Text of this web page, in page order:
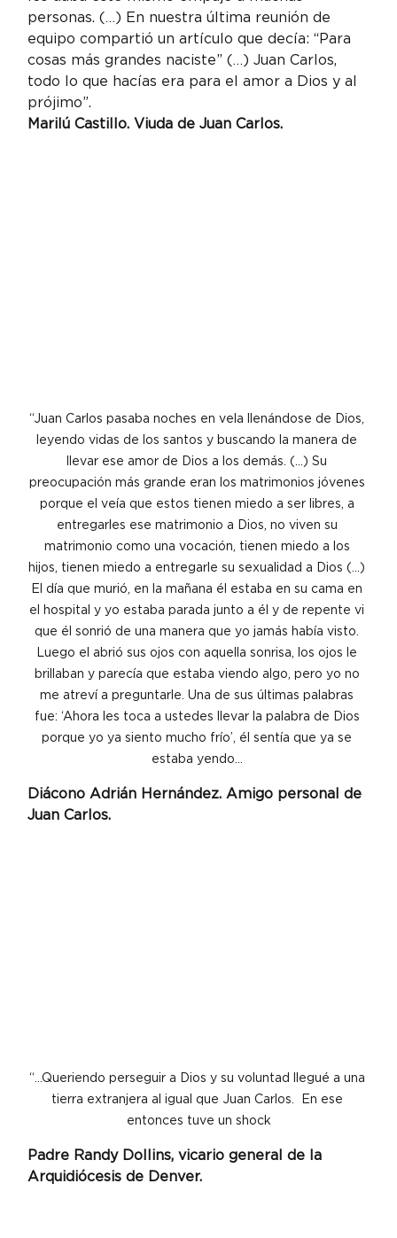
personas. (…) En nuestra última reunión de
equipo compartió un artículo que decía: “Para
cosas más grandes naciste” (…) Juan Carlos,
todo lo que hacías era para el amor a Dios y al
prójimo”.
Marilú Castillo. Viuda de Juan Carlos.
“Juan Carlos pasaba noches en vela llenándose de Dios,
leyendo vidas de los santos y buscando la manera de
llevar ese amor de Dios a los demás. (…) Su
preocupación más grande eran los matrimonios jóvenes
porque el veía que estos tienen miedo a ser libres, a
entregarles ese matrimonio a Dios, no viven su
matrimonio como una vocación, tienen miedo a los
hijos, tienen miedo a entregarle su sexualidad a Dios (…)
El día que murió, en la mañana él estaba en su cama en
el hospital y yo estaba parada junto a él y de repente vi
que él sonrió de una manera que yo jamás había visto.
Luego el abrió sus ojos con aquella sonrisa, los ojos le
brillaban y parecía que estaba viendo algo, pero yo no
me atreví a preguntarle. Una de sus últimas palabras
fue: ‘Ahora les toca a ustedes llevar la palabra de Dios
porque yo ya siento mucho frío’, él sentía que ya se
estaba yendo…
Diácono Adrián Hernández. Amigo personal de
Juan Carlos.
“…Queriendo perseguir a Dios y su voluntad llegué a una
tierra extranjera al igual que Juan Carlos.  En ese
entonces tuve un shock
Padre Randy Dollins, vicario general de la
Arquidiócesis de Denver.